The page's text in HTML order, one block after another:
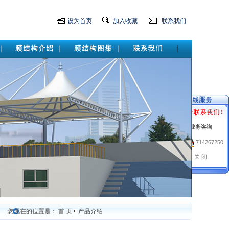
业务咨询
714267250
关 闭
设为首页 加入收藏 联系我们
您现在的位置是： 首 页 产品介绍